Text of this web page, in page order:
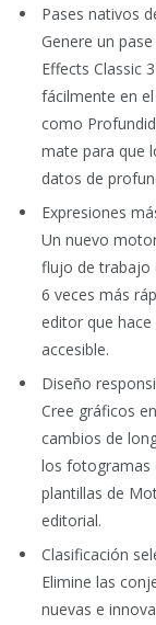
Pases nativos
Genere un
Effects Classic
fácilmente en
como
mate para que
datos de
Expresiones
Un nuevo
flujo de trabajo
6 veces más
editor que
accesible.
Diseño
Cree gráficos
cambios de
los fotogramas
plantillas de
editorial.
Clasificación
Elimine las
nuevas e